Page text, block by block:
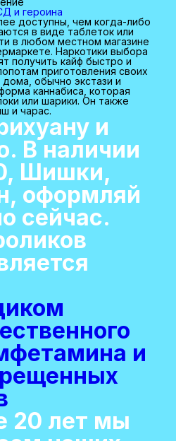
и героина
доступны, чем когда-либо
в виде таблеток или
в любом местном магазине
Наркотики выбора
получить кайф быстро и
приготовления своих
обычно экстази и
каннабиса, которая
или шарики. Он также
и чарас.
и
В наличии
Шишки,
оформляй
сейчас.
и
20 лет мы